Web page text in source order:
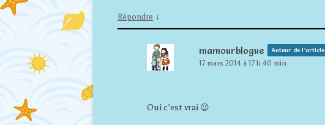
Répondre ↓
mamourblogue Auteur de l’article
17 mars 2014 à 17 h 40 min
Oui c’est vrai 😉